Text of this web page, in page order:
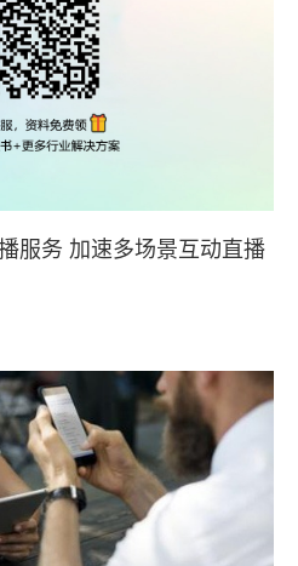
服务 加速多场景互动直播